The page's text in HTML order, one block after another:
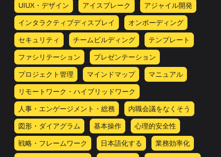
UIUX・デザイン アイスブレーク アジャイル開発
インタラクティブディスプレイ オンボーディング
セキュリティ チームビルディング テンプレート
ファシリテーション プレゼンテーション
プロジェクト管理 マインドマップ マニュアル
リモートワーク・ハイブリッドワーク
人事・エンゲージメント・総務 内職会議をなくそう
図形・ダイアグラム 基本操作 心理的安全性
戦略・フレームワーク 日本語化する 業務効率化